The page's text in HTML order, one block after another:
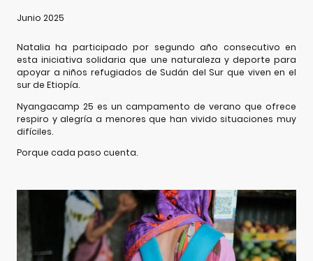
Junio 2025
Natalia ha participado por segundo año consecutivo en
esta iniciativa solidaria que une naturaleza y deporte para
apoyar a niños refugiados de Sudán del Sur que viven en el
sur de Etiopía.
Nyangacamp 25 es un campamento de verano que ofrece
respiro y alegría a menores que han vivido situaciones muy
difíciles.
Porque cada paso cuenta.